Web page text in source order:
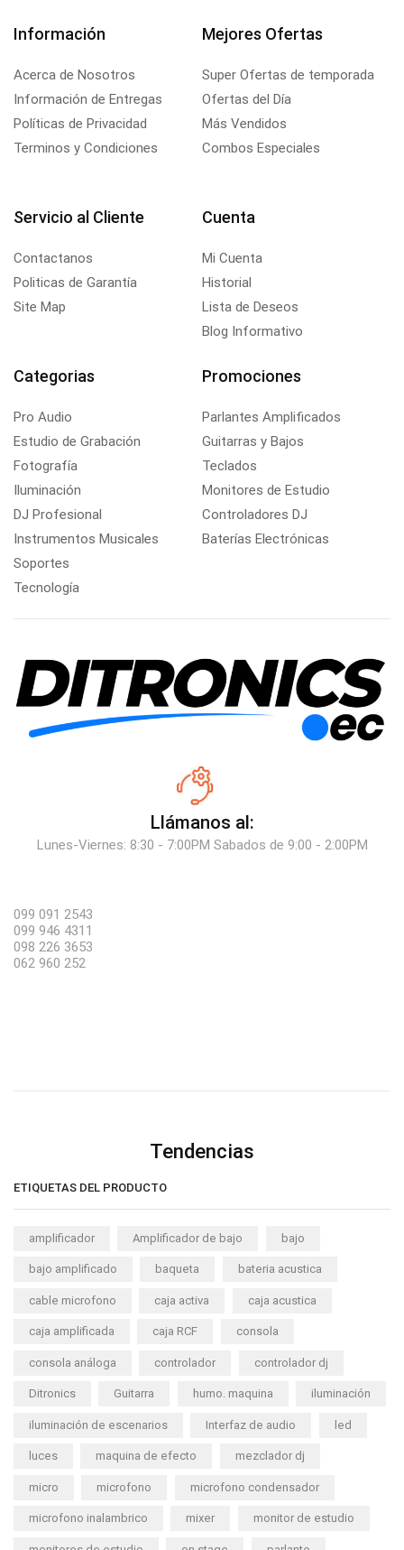
Información
Acerca de Nosotros
Información de Entregas
Políticas de Privacidad
Terminos y Condiciones
Mejores Ofertas
Super Ofertas de temporada
Ofertas del Día
Más Vendidos
Combos Especiales
Servicio al Cliente
Contactanos
Politicas de Garantía
Site Map
Cuenta
Mi Cuenta
Historial
Lista de Deseos
Blog Informativo
Categorias
Pro Audio
Estudio de Grabación
Fotografía
Iluminación
DJ Profesional
Instrumentos Musicales
Soportes
Tecnología
Promociones
Parlantes Amplificados
Guitarras y Bajos
Teclados
Monitores de Estudio
Controladores DJ
Baterías Electrónicas
Llámanos al:
Lunes-Viernes: 8:30 - 7:00PM Sabados de 9:00 - 2:00PM
099 091 2543
099 946 4311
098 226 3653
062 960 252
Tendencias
ETIQUETAS DEL PRODUCTO
amplificador Amplificador de bajo bajo
bajo amplificado baqueta bateria acustica
cable microfono caja activa caja acustica
caja amplificada caja RCF consola
consola análoga controlador controlador dj
Ditronics Guitarra humo. maquina iluminación
iluminación de escenarios Interfaz de audio led
luces maquina de efecto mezclador dj
micro microfono microfono condensador
microfono inalambrico mixer monitor de estudio